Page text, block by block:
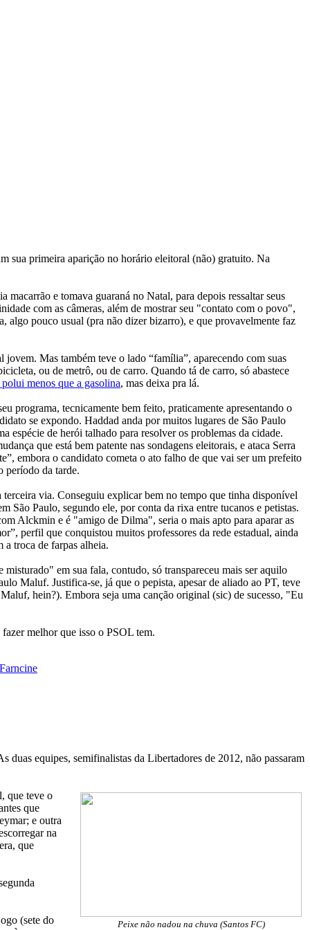
sua primeira aparição no horário eleitoral (não) gratuito. Na
e tomava guaraná no Natal, para depois ressaltar seus
com as câmeras, além de mostrar seu "contato com o povo",
algo pouco usual (pra não dizer bizarro), e que provavelmente faz
Mas também teve o lado “família”, aparecendo com suas
ou de metrô, ou de carro. Quando tá de carro, só abastece
menos que a gasolina, mas deixa pra lá.
programa, tecnicamente bem feito, praticamente apresentando o
se expondo. Haddad anda por muitos lugares de São Paulo
espécie de herói talhado para resolver os problemas da cidade.
que está bem patente nas sondagens eleitorais, e ataca Serra
embora o candidato cometa o ato falho de que vai ser um prefeito
período da tarde.
via. Conseguiu explicar bem no tempo que tinha disponível
São Paulo, segundo ele, por conta da rixa entre tucanos e petistas.
Alckmin e é "amigo de Dilma", seria o mais apto para aparar as
perfil que conquistou muitos professores da rede estadual, ainda
a troca de farpas alheia.
em sua fala, contudo, só transpareceu mais ser aquilo
Maluf. Justifica-se, já que o pepista, apesar de aliado ao PT, teve
hein?). Embora seja uma canção original (sic) de sucesso, "Eu
melhor que isso o PSOL tem.
equipes, semifinalistas da Libertadores de 2012, não passaram
Peixe não nadou na chuva (Santos FC)
que teve o
que
e outra
na
que
(sete do